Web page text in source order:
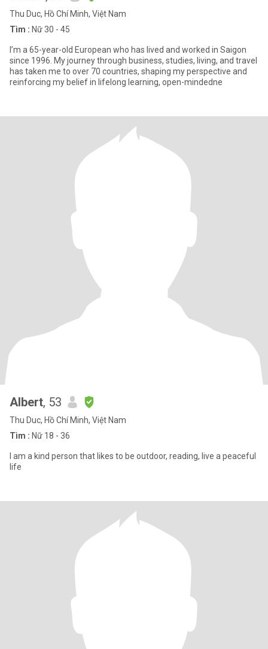
Thu Duc, Hồ Chí Minh, Việt Nam
Tìm : Nữ 30 - 45
I’m a 65-year-old European who has lived and worked in Saigon
since 1996. My journey through business, studies, living, and travel
has taken me to over 70 countries, shaping my perspective and
reinforcing my belief in lifelong learning, open-mindedne
Albert, 53
Thu Duc, Hồ Chí Minh, Việt Nam
Tìm : Nữ 18 - 36
I am a kind person that likes to be outdoor, reading, live a peaceful
life